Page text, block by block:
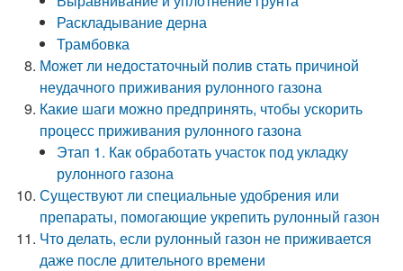
Раскладывание дерна
Трамбовка
Может ли недостаточный полив стать причиной
неудачного приживания рулонного газона
Какие шаги можно предпринять, чтобы ускорить
процесс приживания рулонного газона
Этап 1. Как обработать участок под укладку
рулонного газона
Существуют ли специальные удобрения или
препараты, помогающие укрепить рулонный газон
Что делать, если рулонный газон не приживается
даже после длительного времени